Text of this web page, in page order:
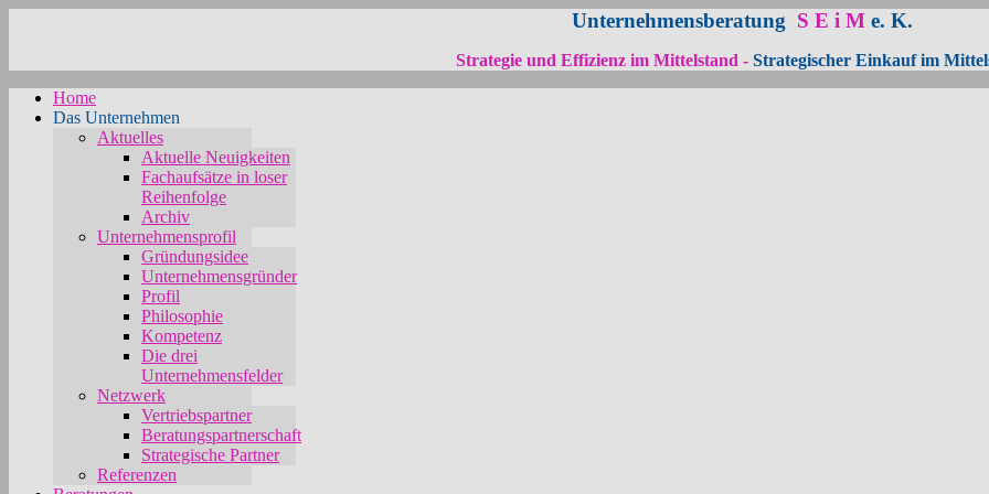
Unternehmensberatung S E i Me. K.
Strategie und Effizienz im Mittelstand - Strategischer Einkauf im
Home
Das Unternehmen
Aktuelles
Aktuelle Neuigkeiten
Fachaufsätze in loser
Reihenfolge
Archiv
Unternehmensprofil
Gründungsidee
Unternehmensgründer
Profil
Philosophie
Kompetenz
Die drei
Unternehmensfelder
Netzwerk
Vertriebspartner
Beratungspartnerschaft
Strategische Partner
Referenzen